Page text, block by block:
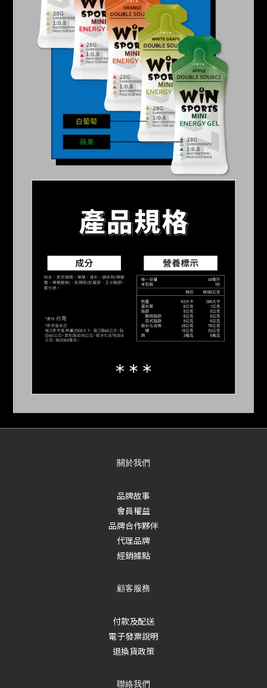
關於我們
品牌故事
會員權益
品牌合作夥伴
代理品牌
經銷據點
顧客服務
付款及配送
電子發票說明
退換貨政策
聯絡我們